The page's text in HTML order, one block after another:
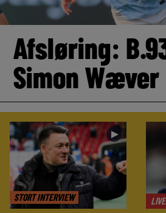
Afsløring:
Simon Wæver
STORT INTERVIEW
►
// LIVE